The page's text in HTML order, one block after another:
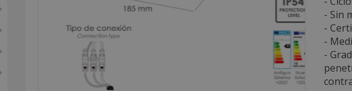
- Sin
-
-
-